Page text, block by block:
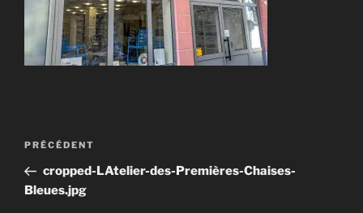
Navigation
l’article
Article
précédent
PRÉCÉDENT
cropped-LAtelier-des-Premières-Chaises-
Bleues.jpg